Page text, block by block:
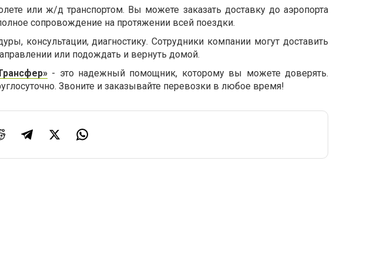
или ж/д транспортом. Вы можете заказать доставку до аэропорта
сопровождение на протяжении всей поездки.
консультации, диагностику. Сотрудники компании могут доставить
или подождать и вернуть домой.
- это надежный помощник, которому вы можете доверять.
Звоните и заказывайте перевозки в любое время!